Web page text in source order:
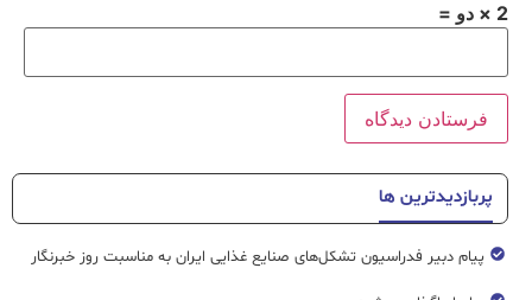
2 × دو =
پربازدیدترین ها
پیام دبیر فدراسیون تشکل‌های صنایع غذایی ایران به مناسبت روز خبرنگار